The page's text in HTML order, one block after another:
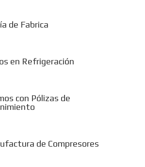
de Fabrica
en Refrigeración
con Pólizas de
de Compresores